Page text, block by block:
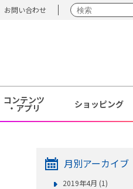
お問い合わせ
コンテンツ
・アプリ ショッピング
月別アーカイブ
2019年4月 (1)